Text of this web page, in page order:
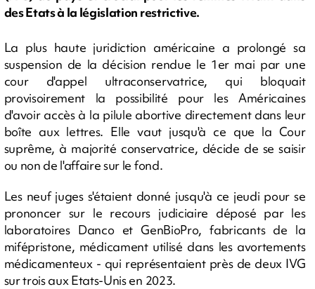
des Etats à la législation restrictive.
La plus haute juridiction américaine a prolongé sa
suspension de la décision rendue le 1er mai par une
cour d'appel ultraconservatrice, qui bloquait
provisoirement la possibilité pour les Américaines
d'avoir accès à la pilule abortive directement dans leur
boîte aux lettres. Elle vaut jusqu'à ce que la Cour
suprême, à majorité conservatrice, décide de se saisir
ou non de l'affaire sur le fond.
Les neuf juges s'étaient donné jusqu'à ce jeudi pour se
prononcer sur le recours judiciaire déposé par les
laboratoires Danco et GenBioPro, fabricants de la
mifépristone, médicament utilisé dans les avortements
médicamenteux - qui représentaient près de deux IVG
sur trois aux Etats-Unis en 2023.